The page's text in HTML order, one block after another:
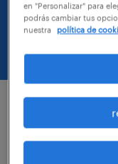
nuestros
formulario con
ingresa tus
los
en "Personalizar" para
podrás cambiar tus
nuestra
política de